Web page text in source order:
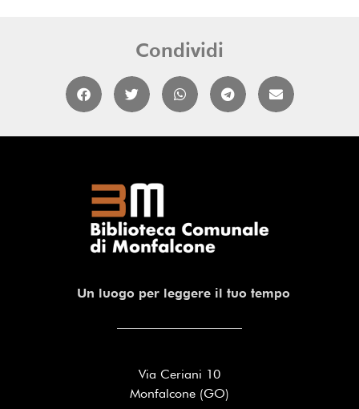
Condividi
Un luogo per leggere il tuo tempo
Via Ceriani 10
Monfalcone (GO)